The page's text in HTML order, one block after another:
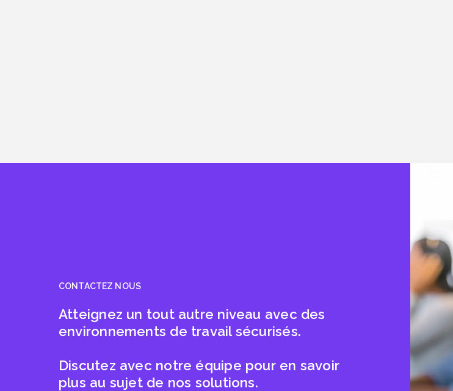
CONTACTEZ NOUS
Atteignez un tout autre niveau avec des
environnements de travail sécurisés.
Discutez avec notre équipe pour en savoir
plus au sujet de nos solutions.